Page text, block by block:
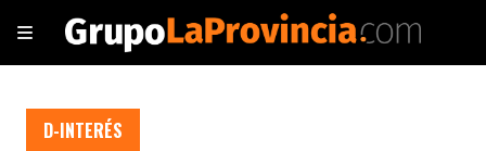
D-INTERÉS